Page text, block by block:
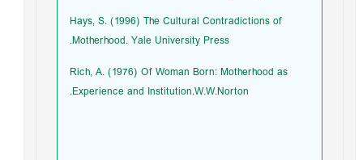
Hays, S. (1996) The Cultural Contradictions of
Motherhood. Yale University Press.
Rich, A. (1976) Of Woman Born: Motherhood as
Experience and Institution.W.W.Norton.